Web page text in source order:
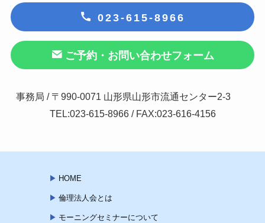
023-615-8966
ご予約・お問い合わせフォーム
事務局 / 〒990-0071 山形県山形市流通センター2-3
TEL:023-615-8966 / FAX:023-616-4156
HOME
倫理法人会とは
モーニングセミナーについて